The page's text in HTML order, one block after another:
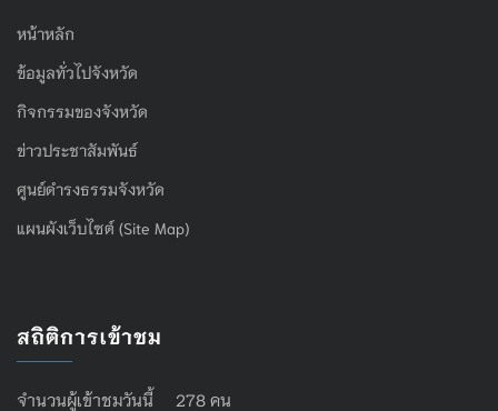
หน้าหลัก
ข้อมูลทั่วไปจังหวัด
กิจกรรมของจังหวัด
ข่าวประชาสัมพันธ์
ศูนย์ดำรงธรรมจังหวัด
แผนผังเว็บไซต์ (Site Map)
สถิติการเข้าชม
จำนวนผู้เข้าชมวันนี้ 278 คน